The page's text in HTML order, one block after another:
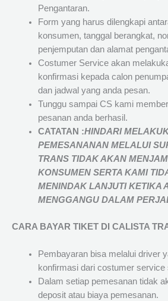
Pengantaran.
Form yang harus dilengkapi
konsumen, tanggal berangkat,
penjemputan dan alamat
Costumer Service akan
konfirmasi kepada calon
dan jadwal yang anda pesan.
Tunggu sampai CS kami
pesanan anda berhasil.
CATATAN :HINDARI
PEMESANANAN MELALUI
TRANSTIDAK AKAN
KONSUMEN SERTA KAMI
MENINDAK LANJUTI KETIKA
MENGGANGU DALAM
CARA BAYAR TIKET DI CALISTA
Pembayaran bisa melalui driver
konfirmasi dari costumer service
Dalam setiap pemesanan tidak
deposit atau biaya pemesanan.